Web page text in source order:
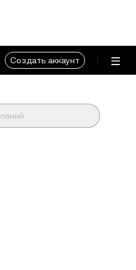
Создать аккаунт